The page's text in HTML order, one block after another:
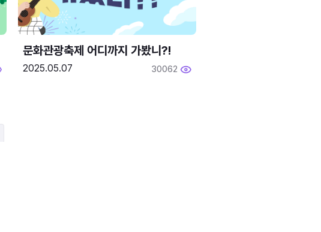
문화관광축제 어디까지 가봤니?!
2025.05.07 30062